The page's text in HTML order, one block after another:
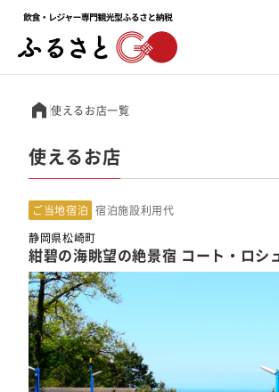
使えるお店一覧
使えるお店
ご当地宿泊 宿泊施設利用代
静岡県松崎町
紺碧の海眺望の絶景宿 コート・ロシ